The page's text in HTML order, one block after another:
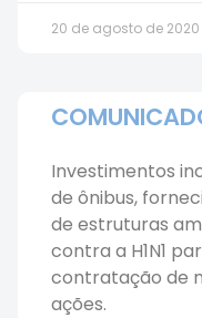
20 de agosto de 2020
Investimentos
de ônibus,
de estruturas
contra a H1N1
contratação de
ações.